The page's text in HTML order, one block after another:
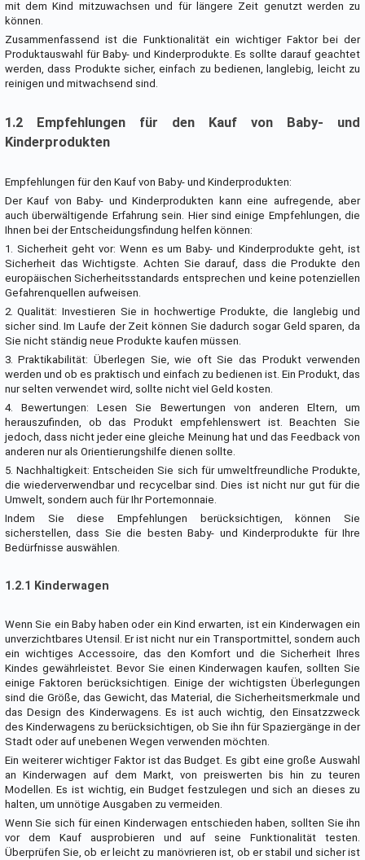
mit dem Kind mitzuwachsen und für längere Zeit genutzt werden zu
können.
Zusammenfassend ist die Funktionalität ein wichtiger Faktor bei der
Produktauswahl für Baby- und Kinderprodukte. Es sollte darauf geachtet
werden, dass Produkte sicher, einfach zu bedienen, langlebig, leicht zu
reinigen und mitwachsend sind.
1.2 Empfehlungen für den Kauf von Baby- und
Kinderprodukten
Empfehlungen für den Kauf von Baby- und Kinderprodukten:
Der Kauf von Baby- und Kinderprodukten kann eine aufregende, aber
auch überwältigende Erfahrung sein. Hier sind einige Empfehlungen, die
Ihnen bei der Entscheidungsfindung helfen können:
1. Sicherheit geht vor: Wenn es um Baby- und Kinderprodukte geht, ist
Sicherheit das Wichtigste. Achten Sie darauf, dass die Produkte den
europäischen Sicherheitsstandards entsprechen und keine potenziellen
Gefahrenquellen aufweisen.
2. Qualität: Investieren Sie in hochwertige Produkte, die langlebig und
sicher sind. Im Laufe der Zeit können Sie dadurch sogar Geld sparen, da
Sie nicht ständig neue Produkte kaufen müssen.
3. Praktikabilität: Überlegen Sie, wie oft Sie das Produkt verwenden
werden und ob es praktisch und einfach zu bedienen ist. Ein Produkt, das
nur selten verwendet wird, sollte nicht viel Geld kosten.
4. Bewertungen: Lesen Sie Bewertungen von anderen Eltern, um
herauszufinden, ob das Produkt empfehlenswert ist. Beachten Sie
jedoch, dass nicht jeder eine gleiche Meinung hat und das Feedback von
anderen nur als Orientierungshilfe dienen sollte.
5. Nachhaltigkeit: Entscheiden Sie sich für umweltfreundliche Produkte,
die wiederverwendbar und recycelbar sind. Dies ist nicht nur gut für die
Umwelt, sondern auch für Ihr Portemonnaie.
Indem Sie diese Empfehlungen berücksichtigen, können Sie
sicherstellen, dass Sie die besten Baby- und Kinderprodukte für Ihre
Bedürfnisse auswählen.
1.2.1 Kinderwagen
Wenn Sie ein Baby haben oder ein Kind erwarten, ist ein Kinderwagen ein
unverzichtbares Utensil. Er ist nicht nur ein Transportmittel, sondern auch
ein wichtiges Accessoire, das den Komfort und die Sicherheit Ihres
Kindes gewährleistet. Bevor Sie einen Kinderwagen kaufen, sollten Sie
einige Faktoren berücksichtigen. Einige der wichtigsten Überlegungen
sind die Größe, das Gewicht, das Material, die Sicherheitsmerkmale und
das Design des Kinderwagens. Es ist auch wichtig, den Einsatzzweck
des Kinderwagens zu berücksichtigen, ob Sie ihn für Spaziergänge in der
Stadt oder auf unebenen Wegen verwenden möchten.
Ein weiterer wichtiger Faktor ist das Budget. Es gibt eine große Auswahl
an Kinderwagen auf dem Markt, von preiswerten bis hin zu teuren
Modellen. Es ist wichtig, ein Budget festzulegen und sich an dieses zu
halten, um unnötige Ausgaben zu vermeiden.
Wenn Sie sich für einen Kinderwagen entschieden haben, sollten Sie ihn
vor dem Kauf ausprobieren und auf seine Funktionalität testen.
Überprüfen Sie, ob er leicht zu manövrieren ist, ob er stabil und sicher ist